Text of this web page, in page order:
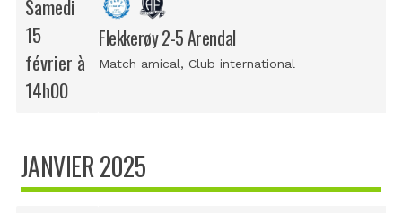
Samedi
15
février à
14h00
Flekkerøy 2-5 Arendal
Match amical, Club international
JANVIER 2025